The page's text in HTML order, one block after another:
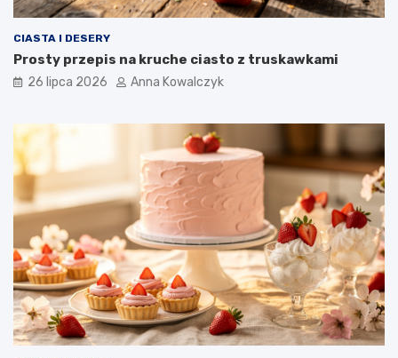
CIASTA I DESERY
Prosty przepis na kruche ciasto z truskawkami
26 lipca 2026 Anna Kowalczyk